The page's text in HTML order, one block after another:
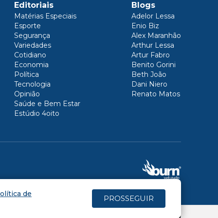
Editoriais
Matérias Especiais
Esporte
Segurança
Variedades
Cotidiano
Economia
Política
Tecnologia
Opinião
Saúde e Bem Estar
Estúdio 4oito
Blogs
Adelor Lessa
Enio Biz
Alex Maranhão
Arthur Lessa
Artur Fabro
Benito Gorini
Beth João
Dani Niero
Renato Matos
de PROSSEGUIR